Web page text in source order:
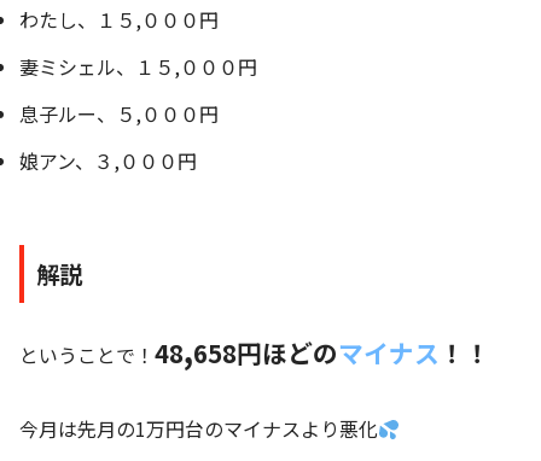
わたし、１５,０００円
妻ミシェル、１５,０００円
息子ルー、５,０００円
娘アン、３,０００円
解説
ということで！ 48,658円ほどのマイナス ！！
今月は先月の1万円台のマイナスより悪化